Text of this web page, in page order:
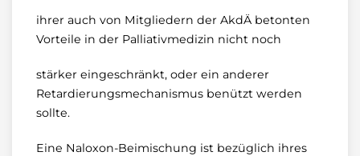
ihrer auch von Mitgliedern der AkdÄ betonten
Vorteile in der Palliativmedizin nicht noch
stärker eingeschränkt, oder ein anderer
Retardierungsmechanismus benützt werden
sollte.
Eine Naloxon-Beimischung ist bezüglich ihres